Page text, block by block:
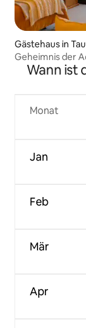
Gästehaus in
Geheimnis der
Wann ist
Monat
Jan
Feb
Mär
Apr